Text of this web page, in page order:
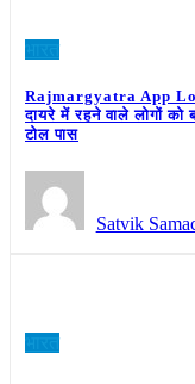
Rajmargyatra App
दायरे में रहने वाले लोगों को
टोल पास
Satvik